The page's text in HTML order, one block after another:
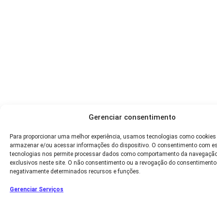
Gerenciar consentimento
Para proporcionar uma melhor experiência, usamos tecnologias como cookies
armazenar e/ou acessar informações do dispositivo. O consentimento com
tecnologias nos permite processar dados como comportamento da
exclusivos neste site. O não consentimento ou a revogação do
negativamente determinados recursos e funções.
Gerenciar Serviços